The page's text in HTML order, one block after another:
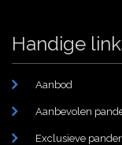
Handige
Aanbod
Aanbevolen
Exclusieve